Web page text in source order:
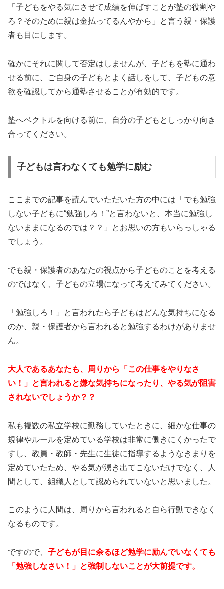
「子どもをやる気にさせて成績を伸ばすことが塾の役割や
ろ？そのために親は金払ってるんやから」と言う親・保護
者も目にします。
確かにそれに関して否定はしませんが、子どもを塾に通わ
せる前に、ご自身の子どもとよく話しをして、子どもの意
欲を確認してから通塾させることが有効的です。
塾へベクトルを向ける前に、自分の子どもとしっかり向き
合ってください。
子どもは言わなくても勉学に励む
ここまでの記事を読んでいただいた方の中には「でも勉強
しない子どもに“勉強しろ！”と言わないと、本当に勉強し
ないままになるのでは？？」とお思いの方もいらっしゃる
でしょう。
でも親・保護者のあなたの視点から子どものことを考える
のではなく、子どもの立場になって考えてみてください。
「勉強しろ！」と言われたら子どもはどんな気持ちになる
のか、親・保護者から言われると勉強するわけがありませ
ん。
大人であるあなたも、周りから「この仕事をやりなさ
い！」と言われると嫌な気持ちになったり、やる気が阻害
されないでしょうか？？
私も複数の私立学校に勤務していたときに、細かな仕事の
規律やルールを定めている学校は非常に働きにくかったで
すし、教員・教師・先生に生徒に指導するようなきまりを
定めていたため、やる気が湧き出てこないだけでなく、人
間として、組織人として認められていないと思いました。
このように人間は、周りから言われると自ら行動できなく
なるものです。
ですので、 子どもが目に余るほど勉学に励んでいなくても
「勉強しなさい！」と強制しないことが大前提です。